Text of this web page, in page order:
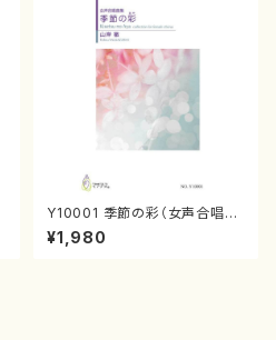
Y10001 季節の彩（女声合唱、
ピアノ/山岸徹/楽譜）
¥1,980